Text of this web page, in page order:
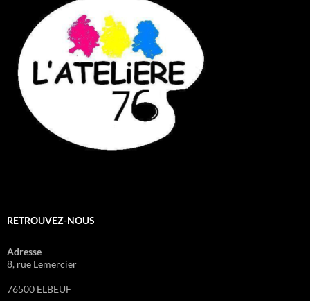
RETROUVEZ-NOUS
Adresse
8, rue Lemercier
76500 ELBEUF